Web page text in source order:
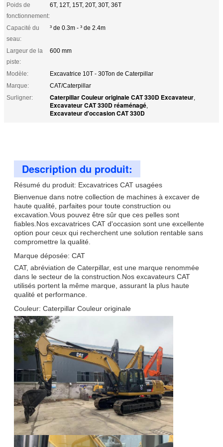
Poids de
fonctionnement:
6T, 12T, 15T, 20T, 30T, 36T
Capacité du
seau:
³ de 0.3m - ³ de 2.4m
Largeur de la
piste:
600 mm
Modèle:
Excavatrice 10T - 30Ton de Caterpillar
Marque:
CAT/Caterpillar
Surligner:
Caterpillar Couleur originale CAT 330D Excavateur,
Excavateur CAT 330D réaménagé,
Excavateur d'occasion CAT 330D
Description du produit:
Résumé du produit: Excavatrices CAT usagées
Bienvenue dans notre collection de machines à excaver de
haute qualité, parfaites pour toute construction ou
excavation.Vous pouvez être sûr que ces pelles sont
fiables.Nos excavatrices CAT d'occasion sont une excellente
option pour ceux qui recherchent une solution rentable sans
compromettre la qualité.
Marque déposée: CAT
CAT, abréviation de Caterpillar, est une marque renommée
dans le secteur de la construction.Nos excavateurs CAT
utilisés portent la même marque, assurant la plus haute
qualité et performance.
Couleur: Caterpillar Couleur originale